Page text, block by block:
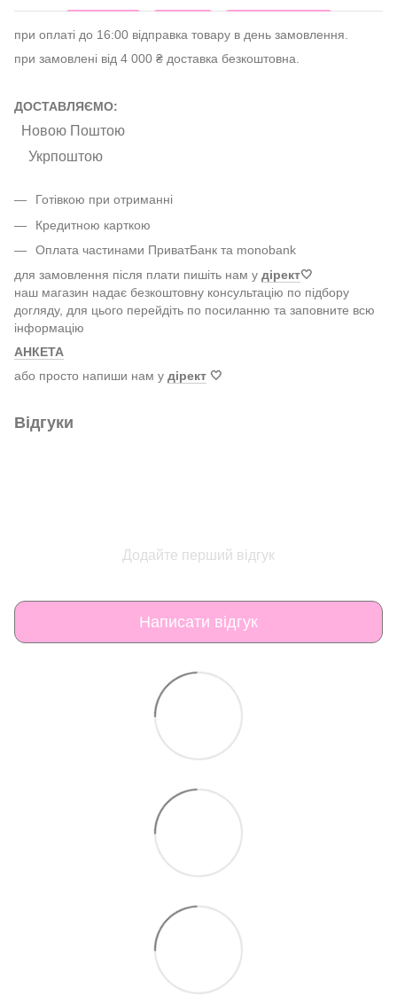
при оплаті до 16:00 відправка товару в день замовлення.
при замовлені від 4 000 ₴ доставка безкоштовна.
ДОСТАВЛЯЄМО:
Новою Поштою
Укрпоштою
Готівкою при отриманні
Кредитною карткою
Оплата частинами ПриватБанк та monobank
для замовлення після плати пишіть нам у дірект🤍
наш магазин надає безкоштовну консультацію по підбору
догляду, для цього перейдіть по посиланню та заповните всю
інформацію
АНКЕТА
або просто напиши нам у дірект 🤍
Відгуки
Додайте перший відгук
Написати відгук